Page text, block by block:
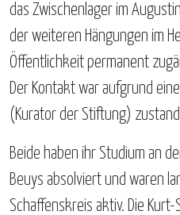
das Zwischenlager im
der weiteren Hängungen im
Öffentlichkeit permanent
Der Kontakt war aufgrund
(Kurator der Stiftung)
Beide haben ihr Studium an
Beuys absolviert und waren
Schaffenskreis aktiv. Die